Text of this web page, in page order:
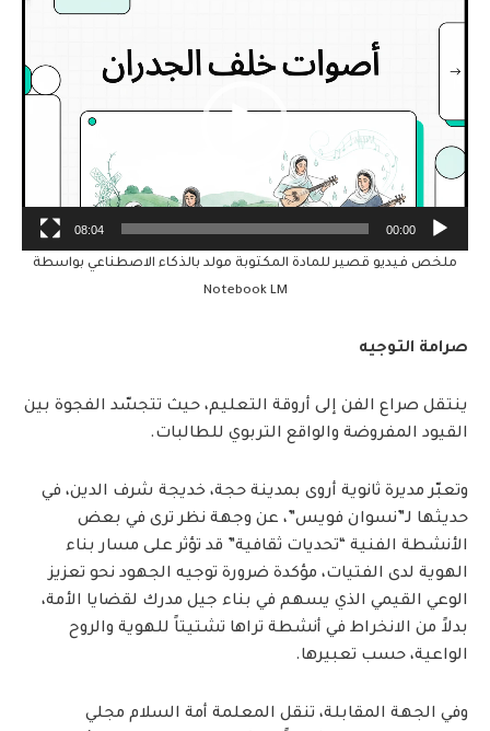
00:00
08:04
ملخص فيديو قصير للمادة المكتوبة مولد بالذكاء الاصطناعي بواسطة
Notebook LM
صرامة التوجيه
ينتقل صراع الفن إلى أروقة التعليم، حيث تتجسّد الفجوة بين
القيود المفروضة والواقع التربوي للطالبات.
وتعبّر مديرة ثانوية أروى بمدينة حجة، خديجة شرف الدين، في
حديثها لـ”نسوان فويس”، عن وجهة نظر ترى في بعض
الأنشطة الفنية “تحديات ثقافية” قد تؤثر على مسار بناء
الهوية لدى الفتيات، مؤكدة ضرورة توجيه الجهود نحو تعزيز
الوعي القيمي الذي يسهم في بناء جيل مدرك لقضايا الأمة،
بدلاً من الانخراط في أنشطة تراها تشتيتاً للهوية والروح
الواعية، حسب تعبيرها.
وفي الجهة المقابلة، تنقل المعلمة أمة السلام مجلي